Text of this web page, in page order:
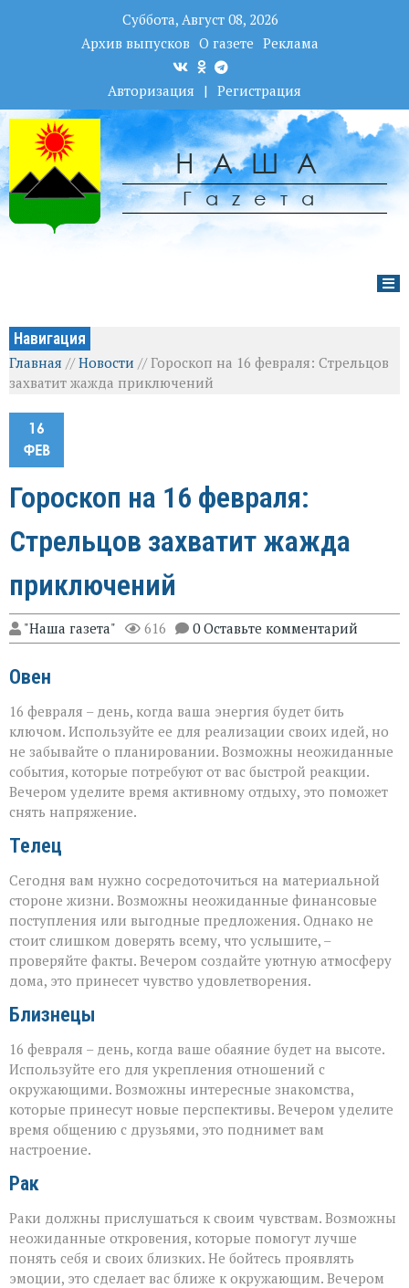
Суббота, Август 08, 2026
Архив выпусков О газете Реклама
Авторизация | Регистрация
НАША
Гаzета
Навигация
Главная //Новости //Гороскоп на 16 февраля: Стрельцов
захватит жажда приключений
16
ФЕВ
Гороскоп на 16 февраля:
Стрельцов захватит жажда
приключений
"Наша газета" 616 0 Оставьте комментарий
Овен
16 февраля – день, когда ваша энергия будет бить
ключом. Используйте ее для реализации своих идей, но
не забывайте о планировании. Возможны неожиданные
события, которые потребуют от вас быстрой реакции.
Вечером уделите время активному отдыху, это поможет
снять напряжение.
Телец
Сегодня вам нужно сосредоточиться на материальной
стороне жизни. Возможны неожиданные финансовые
поступления или выгодные предложения. Однако не
стоит слишком доверять всему, что услышите, –
проверяйте факты. Вечером создайте уютную атмосферу
дома, это принесет чувство удовлетворения.
Близнецы
16 февраля – день, когда ваше обаяние будет на высоте.
Используйте его для укрепления отношений с
окружающими. Возможны интересные знакомства,
которые принесут новые перспективы. Вечером уделите
время общению с друзьями, это поднимет вам
настроение.
Рак
Раки должны прислушаться к своим чувствам. Возможны
неожиданные откровения, которые помогут лучше
понять себя и своих близких. Не бойтесь проявлять
эмоции, это сделает вас ближе к окружающим. Вечером